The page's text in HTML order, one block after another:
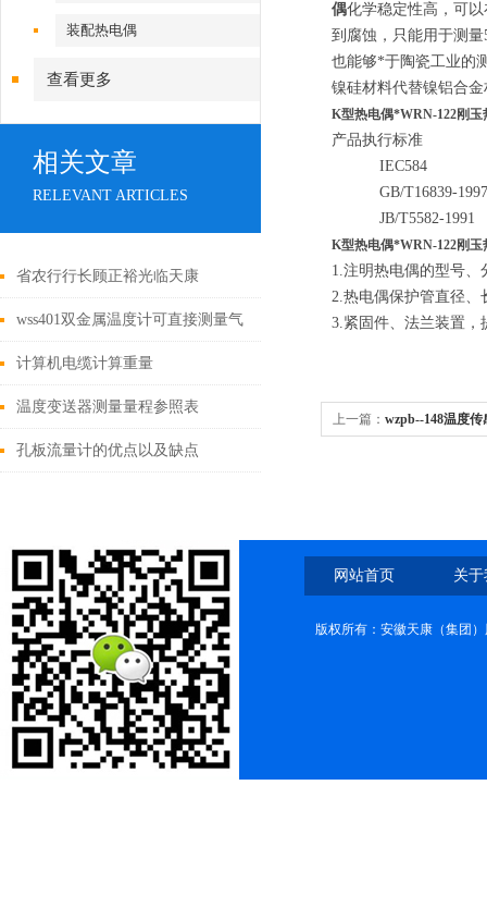
装配热电偶
查看更多
相关文章
RELEVANT ARTICLES
省农行行长顾正裕光临天康
wss401双金属温度计可直接测量气
体和液体的温度
计算机电缆计算重量
温度变送器测量量程参照表
孔板流量计的优点以及缺点
偶化学稳定性高，可
到腐蚀，只能用于测量
也能够*于陶瓷工业的
镍硅材料代替镍铝合
K型热电偶*WRN-122刚玉
产品执行标准
IEC584
GB/T16839-1997
JB/T5582-1991
K型热电偶*WRN-122刚玉
1.注明热电偶的型号、
2.热电偶保护管直径、
3.紧固件、法兰装置，
上一篇： wzpb--148温度传
网站首页 关
版权所有：安徽天康（集团